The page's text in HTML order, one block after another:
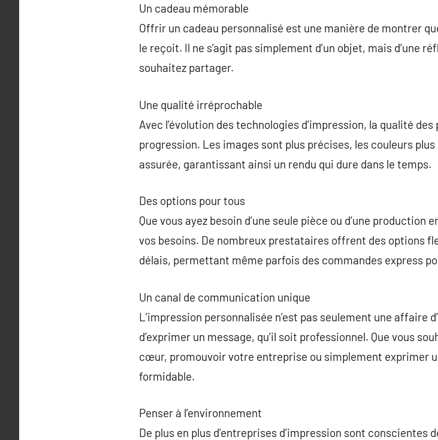
Un cadeau mémorable
Offrir un cadeau personnalisé est une manière de montrer
le reçoit. Il ne s’agit pas simplement d’un objet, mais d’une
souhaitez partager.
Une qualité irréprochable
Avec l’évolution des technologies d’impression, la qualité
progression. Les images sont plus précises, les couleurs
assurée, garantissant ainsi un rendu qui dure dans le temps.
Des options pour tous
Que vous ayez besoin d’une seule pièce ou d’une production
vos besoins. De nombreux prestataires offrent des options
délais, permettant même parfois des commandes express
Un canal de communication unique
L’impression personnalisée n’est pas seulement une affaire
d’exprimer un message, qu’il soit professionnel. Que vous
cœur, promouvoir votre entreprise ou simplement exprimer
formidable.
Penser à l’environnement
De plus en plus d’entreprises d’impression sont